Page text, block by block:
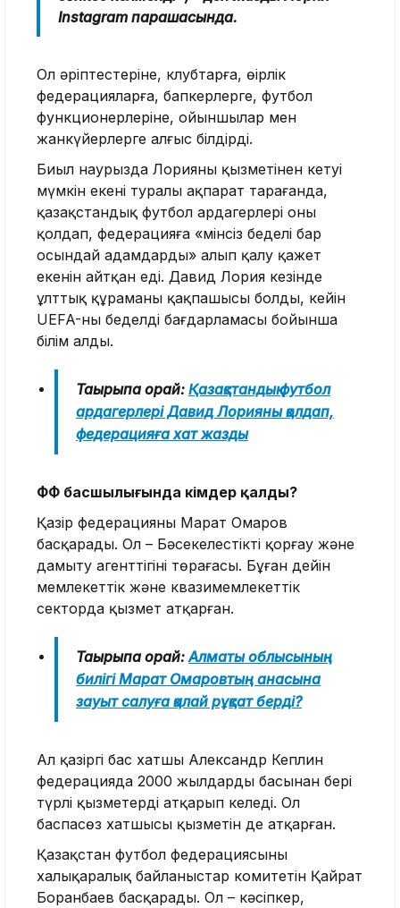
Instagram парақшасында.
Ол әріптестеріне, клубтарға, өңірлік
федерацияларға, бапкерлерге, футбол
функционерлеріне, ойыншылар мен
жанкүйерлерге алғыс білдірді.
Биыл наурызда Лорияның қызметінен кетуі
мүмкін екені туралы ақпарат тарағанда,
қазақстандық футбол ардагерлері оны
қолдап, федерацияға «мінсіз беделі бар
осындай адамдарды» алып қалу қажет
екенін айтқан еді. Давид Лория кезінде
ұлттық құраманың қақпашысы болды, кейін
UEFA-ның беделді бағдарламасы бойынша
білім алды.
Тақырыпқа орай: Қазақстандық футбол
ардагерлері Давид Лорияны қолдап,
федерацияға хат жазды
ҚФФ басшылығында кімдер қалды?
Қазір федерацияны Марат Омаров
басқарады. Ол – Бәсекелестікті қорғау және
дамыту агенттігінің төрағасы. Бұған дейін
мемлекеттік және квазимемлекеттік
секторда қызмет атқарған.
Тақырыпқа орай:Алматы облысының
билігі Марат Омаровтың анасына
зауыт салуға қалай рұқсат берді?
Ал қазіргі бас хатшы Александр Кеплин
федерацияда 2000 жылдардың басынан бері
түрлі қызметерді атқарып келеді. Ол
баспасөз хатшысы қызметін де атқарған.
Қазақстан футбол федерациясының
халықаралық байланыстар комитетін Қайрат
Боранбаев басқарады. Ол – кәсіпкер,